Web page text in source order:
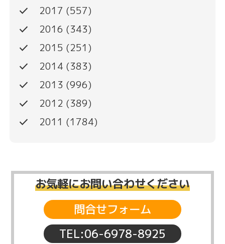
done 2017 (557)
done 2016 (343)
done 2015 (251)
done 2014 (383)
done 2013 (996)
done 2012 (389)
done 2011 (1784)
お気軽にお問い合わせください
TEL:06-6978-8925
問合せフォーム